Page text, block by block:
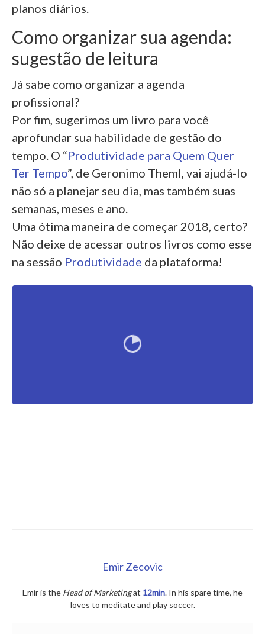
planos diários.
Como organizar sua agenda:
sugestão de leitura
Já sabe como organizar a agenda
profissional?
Por fim, sugerimos um livro para você
aprofundar sua habilidade de gestão do
tempo. O “Produtividade para Quem Quer
Ter Tempo”, de Geronimo Theml, vai ajudá-lo
não só a planejar seu dia, mas também suas
semanas, meses e ano.
Uma ótima maneira de começar 2018, certo?
Não deixe de acessar outros livros como esse
na sessão Produtividade da plataforma!
Emir Zecovic
Emir is the Head of Marketingat 12min. In his spare time, he
loves to meditate and play soccer.